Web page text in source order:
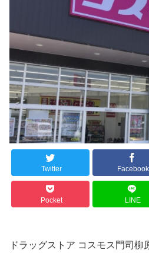
Twitter Facebook
Pocket LINE
ドラッグストア コスモス門司柳